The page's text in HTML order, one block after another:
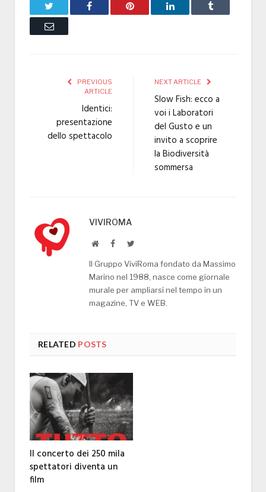
Facebook Pinterest LinkedIn Tumblr
Email
PREVIOUS
ARTICLE
Identici:
presentazione
dello spettacolo
NEXT ARTICLE
Slow Fish: ecco a
voi i Laboratori
del Gusto e un
invito a scoprire
la Biodiversità
sommersa
VIVIROMA
WebsiteFacebookTwitter
Il Gruppo ViviRoma fondato da Massimo
Marino nel 1988, nasce come giornale
murale per ampliarsi nel tempo in un
magazine, TV e WEB.
RELATED POSTS
Il concerto dei 250 mila
spettatori diventa un
film